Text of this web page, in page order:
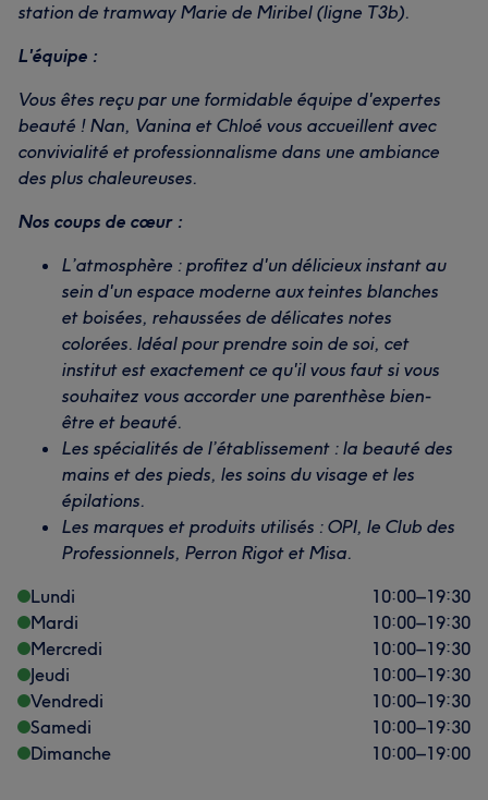
station de tramway Marie de Miribel (ligne T3b).
L'équipe :
Vous êtes reçu par une formidable équipe d'expertes
beauté ! Nan, Vanina et Chloé vous accueillent avec
convivialité et professionnalisme dans une ambiance
des plus chaleureuses.
Nos coups de cœur :
L’atmosphère : profitez d'un délicieux instant au
sein d'un espace moderne aux teintes blanches
et boisées, rehaussées de délicates notes
colorées. Idéal pour prendre soin de soi, cet
institut est exactement ce qu'il vous faut si vous
souhaitez vous accorder une parenthèse bien-
être et beauté.
Les spécialités de l’établissement : la beauté des
mains et des pieds, les soins du visage et les
épilations.
Les marques et produits utilisés : OPI, le Club des
Professionnels, Perron Rigot et Misa.
Lundi
10:00–19:30
Mardi
10:00–19:30
Mercredi
10:00–19:30
Jeudi
10:00–19:30
Vendredi
10:00–19:30
Samedi
10:00–19:30
Dimanche
10:00–19:00